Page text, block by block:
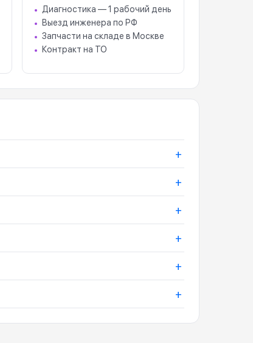
Диагностика — 1 рабочий день
Выезд инженера по РФ
Запчасти на складе в Москве
Контракт на ТО
+
+
+
+
+
+